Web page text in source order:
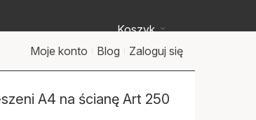
Koszyk
Moje konto Blog Zaloguj się
A4 na ścianę Art 250